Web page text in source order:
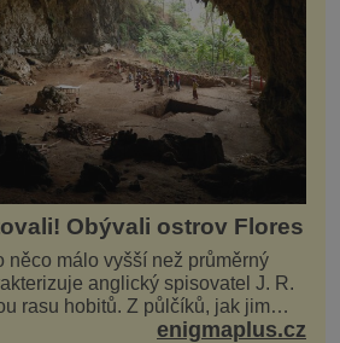
Obývali ostrov Flores
něco málo vyšší než průměrný
anglický spisovatel J. R.
Z půlčíků, jak jim
hlavní hrdiny svých slavných
enigmaplus.cz